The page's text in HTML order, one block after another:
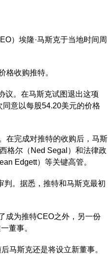
）埃隆·马斯克于当地时间周
收购推特。
。在马斯克试图退出这项
意以每股54.20美元的价格
完成对推特的收购后，马斯
格尔（Ned Segal）和法律政
Edgett）等关键高管。
。据悉，推特和马斯克最初
为推特CEO之外，另一份
董事。
马斯克还是将设立新董事。